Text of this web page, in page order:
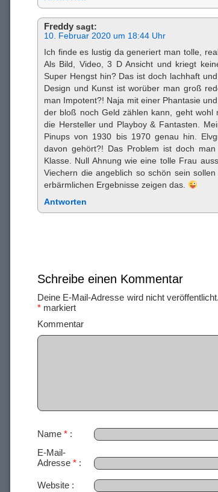
Freddy sagt:
10. Februar 2020 um 18:44 Uhr
Ich finde es lustig da generiert man tolle,
Als Bild, Video, 3 D Ansicht und kriegt
Super Hengst hin? Das ist doch lachhaft
Design und Kunst ist worüber man groß
man Impotent?! Naja mit einer Phantasie
der bloß noch Geld zählen kann, geht wohl
die Hersteller und Playboy & Fantasten.
Pinups von 1930 bis 1970 genau hin.
davon gehört?! Das Problem ist doch
Klasse. Null Ahnung wie eine tolle Frau
Viechern die angeblich so schön sein
erbärmlichen Ergebnisse zeigen das.
Antworten
Schreibe einen Kommentar
Deine E-Mail-Adresse wird nicht veröffentlicht.
* markiert
Name *
E-Mail-
Adresse *
Website